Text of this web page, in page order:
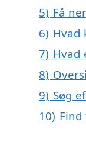
5) Få
6) Hvad
7) Hvad
8)
9) Søg
10)